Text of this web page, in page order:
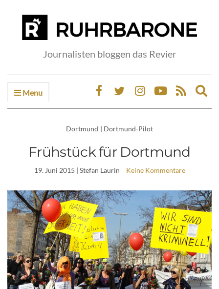
Journalisten bloggen das Revier
Menu
Dortmund | Dortmund-Pilot
Frühstück für Dortmund
19. Juni 2015 | Stefan Laurin Keine Kommentare